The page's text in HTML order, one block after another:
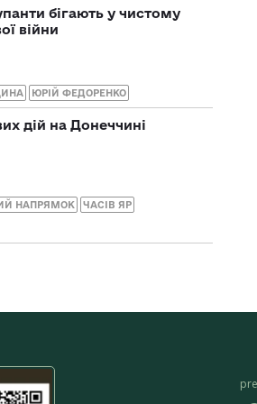
бігають у чистому
війни
ЮРІЙ ФЕДОРЕНКО
дій на Донеччині
НАПРЯМОК ЧАСІВ ЯР